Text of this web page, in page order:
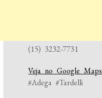
(15) 3232-7731
Veja no Google Maps
#Adega #Tardelli